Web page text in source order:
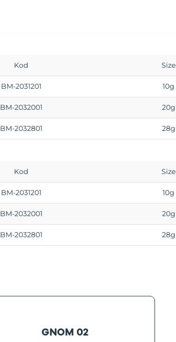
Kod Size
BM-2031201 10g
BM-2032001 20g
BM-2032801 28g
Kod Size
BM-2031201 10g
BM-2032001 20g
BM-2032801 28g
GNOM 02